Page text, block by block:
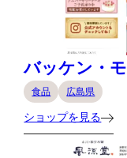
バッケン・
食品 広島県
ショップを見る